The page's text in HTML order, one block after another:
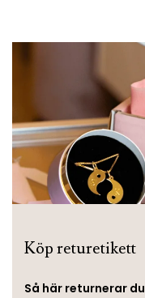
Köp returetikett
Så här returnerar du